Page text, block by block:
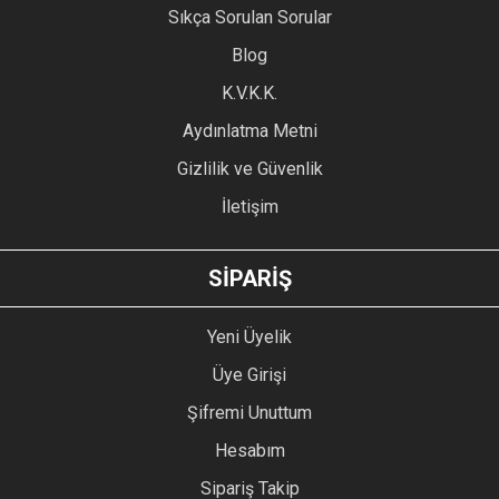
Ürün açıklamasında eksik bilgiler bulunuyor.
Ürün bilgilerinde hatalar bulunuyor.
Ürün fiyatı diğer sitelerden daha pahalı.
GÖNDER
Sıkça Sorulan Sorular
Blog
K.V.K.K.
Aydınlatma Metni
Gizlilik ve Güvenlik
İletişim
SİPARİŞ
Yeni Üyelik
Üye Girişi
Şifremi Unuttum
Hesabım
Sipariş Takip